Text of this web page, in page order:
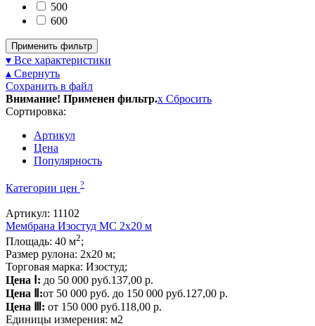
500
600
Применить фильтр
▾ Все характеристики
▴ Свернуть
Сохранить в файл
Внимание! Применен фильтр.x Сбросить
Сортировка:
Артикул
Цена
Популярность
Категории цен ?
Артикул: 11102
Мембрана Изостуд МС 2х20 м
Площадь: 40 м2;
Размер рулона: 2х20 м;
Торговая марка: Изостуд;
Цена Ⅰ: до 50 000 руб.137,00 р.
Цена Ⅱ:от 50 000 руб. до 150 000 руб.127,00 р.
Цена Ⅲ: от 150 000 руб.118,00 р.
Единицы измерения: м2